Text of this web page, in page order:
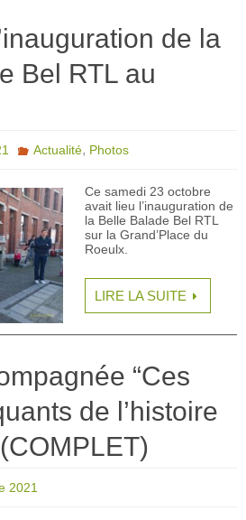
de la
Bel RTL au
Actualité, Photos
Ce samedi 23 octobre
avait lieu l’inauguration de
la Belle Balade Bel RTL
sur la Grand’Place du
Roeulx.
LIRE LA SUITE
“Ces
de l’histoire
2021